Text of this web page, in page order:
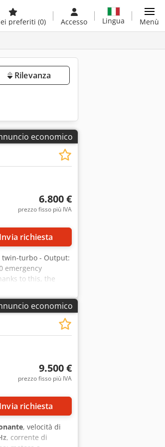
preferiti (0) Accesso Lingua Menù
Rilevanza
economico
6.800 €
prezzo fisso più IVA
Invia richiesta
twin-turbo - Output:
emergency
to this, the
starts
be started and
including
genset,
economico
9.500 €
prezzo fisso più IVA
Invia richiesta
, velocità di
, corrente di